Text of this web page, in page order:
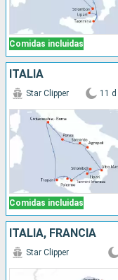
Comidas incluidas
ITALIA
Comidas incluidas
Star Clipper 11 d
ITALIA, FRANCIA
Star Clipper